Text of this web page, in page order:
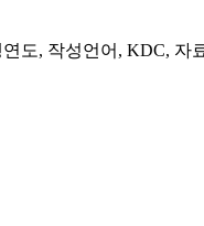
도, 작성언어, KDC, 자